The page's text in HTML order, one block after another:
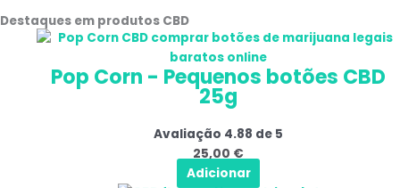
na
página
do
produto
Destaques em produtos CBD
Pop Corn - Pequenos botões CBD
25g
Avaliação 4.88 de 5
25,00 €
Adicionar